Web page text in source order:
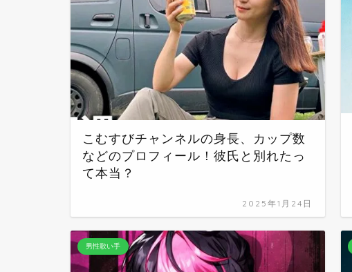
こむすびチャンネルの身長、カップ数
などのプロフィール！彼氏と別れたっ
て本当？
2025年1月24日
男性歌い手